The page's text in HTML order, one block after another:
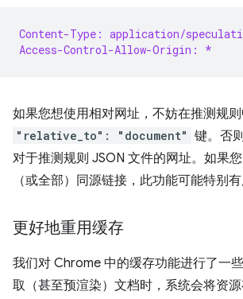
Content-Type: application/
Access-Control-Allow-Origin: *
如果您想使用相对网址，不妨在推测规
"relative_to": "document" 键。否
对于推测规则 JSON 文件的网址。如果
（或全部）同源链接，此功能可能特别有
更好地重用缓存
我们对 Chrome 中的缓存功能进行了一
取（甚至预渲染）文档时，系统会将资